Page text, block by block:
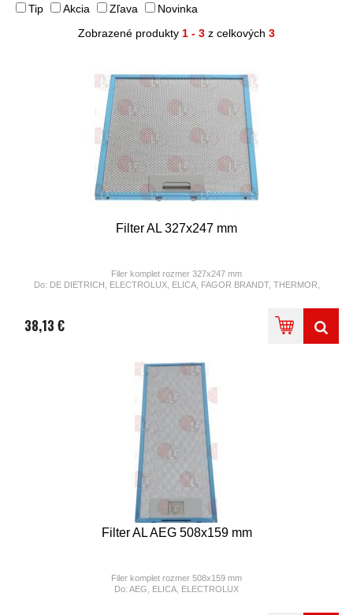
Tip Akcia Zľava
Novinka
Zobrazené produkty 1 - 3 z celkových 3
Filter AL 327x247 mm
Filer komplet rozmer 327x247 mm
Do: DE DIETRICH, ELECTROLUX, ELICA, FAGOR BRANDT, THERMOR,
38,13 €
Filter AL AEG 508x159 mm
Filer komplet rozmer 508x159 mm
Do: AEG, ELICA, ELECTROLUX